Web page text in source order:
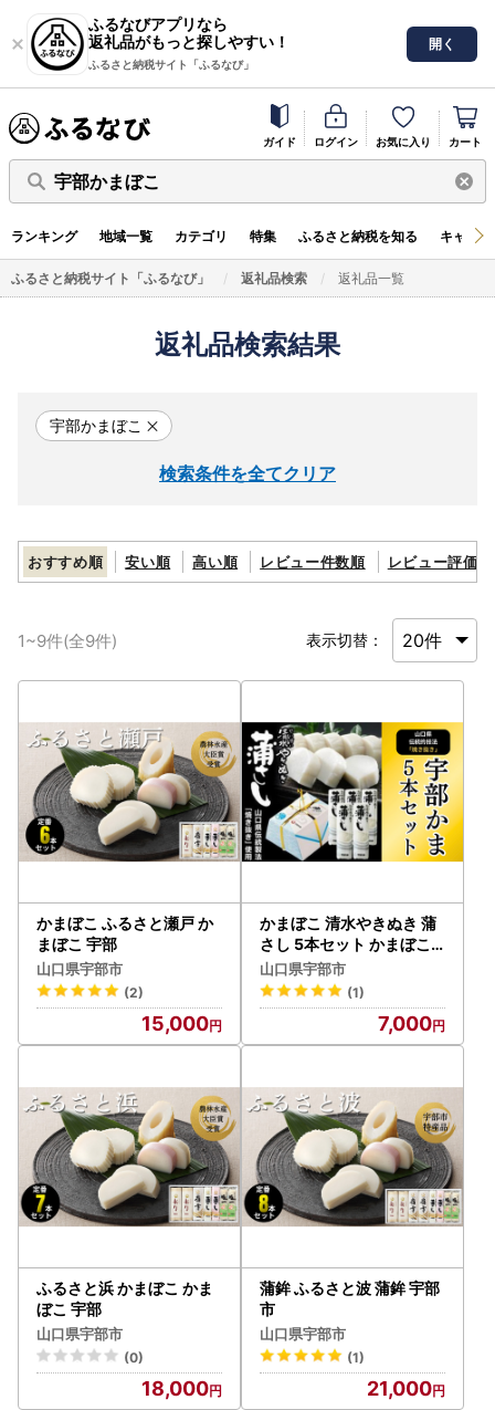
ふるなびアプリなら
返礼品がもっと探しやすい！
ふるさと納税サイト「ふるなび」
開く
ガイド ログイン お気に入り カート
宇部かまぼこ
ランキング 地域一覧 カテゴリ 特集 ふるさと納税を知る キャン
ふるさと納税サイト「ふるなび」 返礼品検索 返礼品一覧
返礼品検索結果
宇部かまぼこ
検索条件を全てクリア
おすすめ順 安い順 高い順 レビュー件数順 レビュー評価順
1~9件(全9件) 表示切替：
かまぼこ ふるさと瀬戸 か
まぼこ 宇部
山口県宇部市
(2)
15,000
かまぼこ 清水やきぬき 蒲
さし 5本セット かまぼこ
宇部
山口県宇部市
(1)
7,000
ふるさと浜 かまぼこ かま
ぼこ 宇部
山口県宇部市
(0)
18,000
蒲鉾 ふるさと波 蒲鉾 宇部
市
山口県宇部市
(1)
21,000